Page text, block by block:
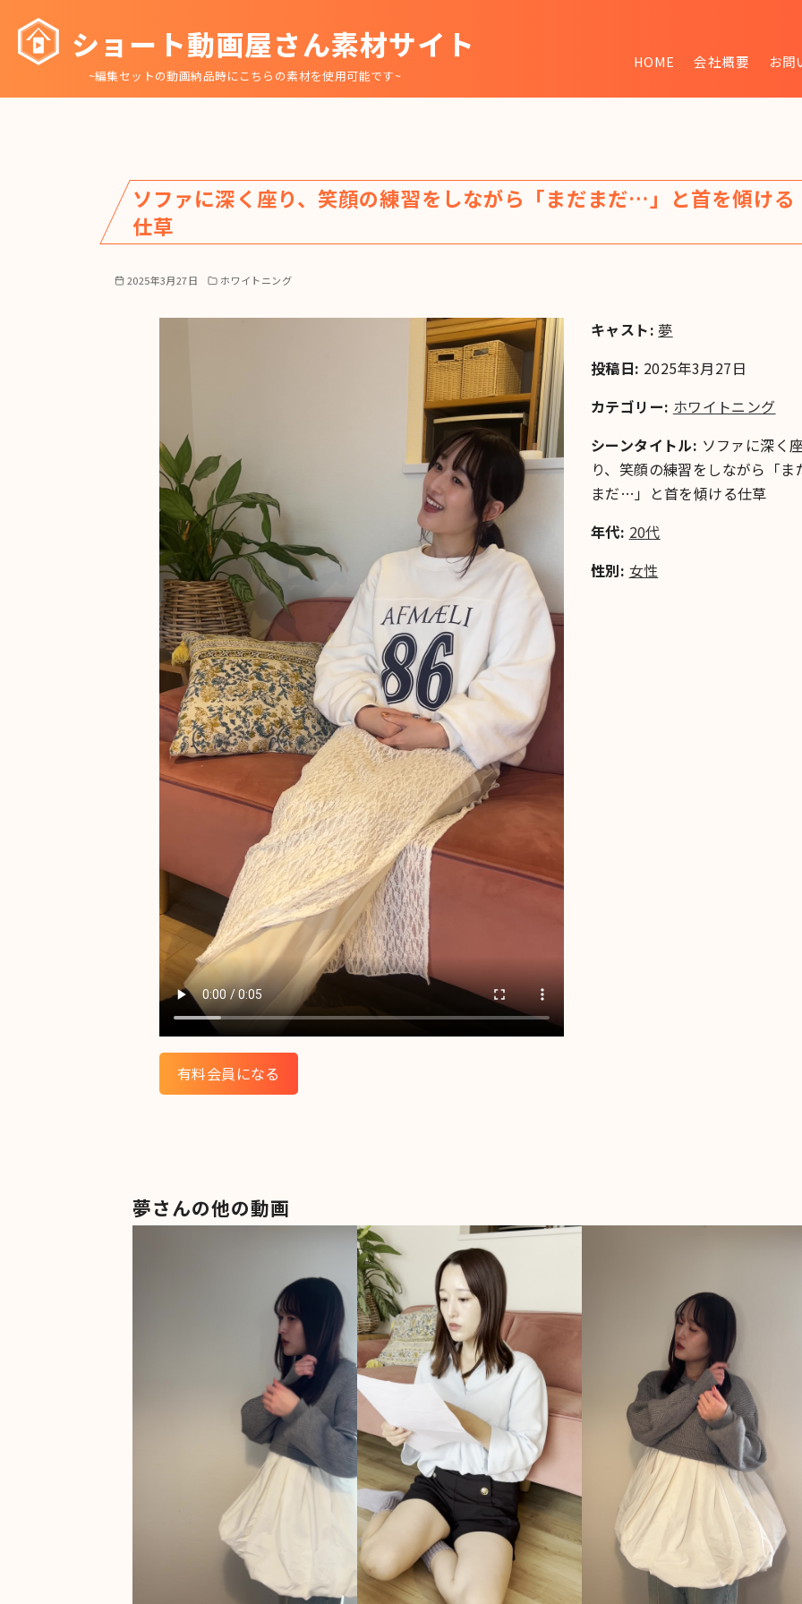
ショート動画屋さん素材サイト
~編集セットの動画納品時にこちらの素材を使用可能です~
HOME 会社概要 お問
ソファに深く座り、笑顔の練習をしながら「まだまだ…」と首を傾ける
仕草
2025年3月27日 ホワイトニング
有料会員になる
キャスト: 夢
投稿日: 2025年3月27日
カテゴリー: ホワイトニング
シーンタイトル: ソファに深く
り、笑顔の練習をしながら「ま
まだ…」と首を傾ける仕草
年代: 20代
性別: 女性
夢さんの他の動画